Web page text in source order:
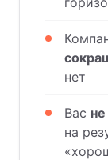
нет
Вас
на